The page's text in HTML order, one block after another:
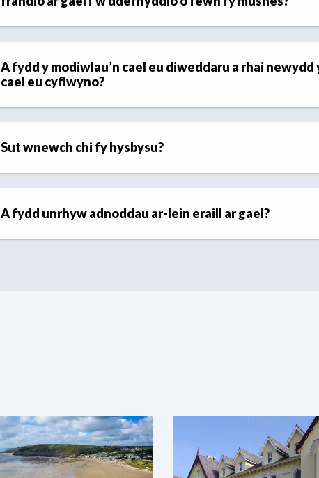
A fydd y modiwlau’n cael eu diweddaru a rhai newydd
cael eu cyflwyno?
Sut wnewch chi fy hysbysu?
A fydd unrhyw adnoddau ar-lein eraill ar gael?